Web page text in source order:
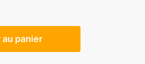
panier